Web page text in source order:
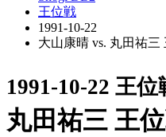
王位戦
1991-10-22
大山康晴 vs. 丸田祐三
1991-10-22 王位
丸田祐三 王